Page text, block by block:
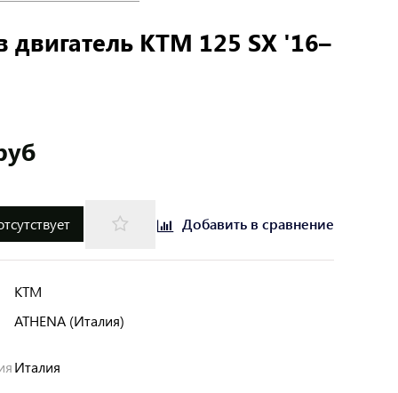
двигатель KTM 125 SX '16–
Добавить в сравнение
KTM
ATHENA (Италия)
Италия